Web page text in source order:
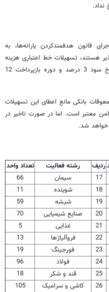
نداد.
قانون هدفمندکردن یارانه‌ها، به
تاثیرپذیر هستند، تسهیلات خط اعتباری هزینه
انرژی برای پرداخت هزینه‌های انرژی با نرخ سود 3 درصد و دوره بازپرداخت 12
بانکی مانع اعطای این تسهیلات
معتبر است. اما در صورت تاخیر در
خواهد شد.
ردیف رشته فعالیت
تعداد واحد
17 سیمان
66
18 شوینده
11
19 شیشه
59
20 صنایع شیمیایی
70
21 غذایی
5
22 فروآلیاژها
13
23 فورجینگ
19
24 فولاد
96
25 قند و شکر
18
26 کاشی و سرامیک
105